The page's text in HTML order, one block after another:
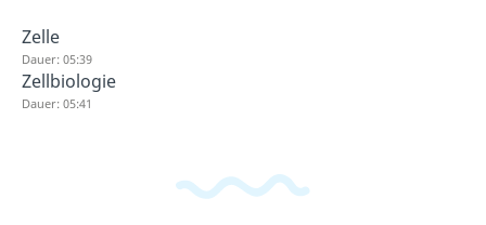
Zelle
Dauer: 05:39
Zellbiologie
Dauer: 05:41